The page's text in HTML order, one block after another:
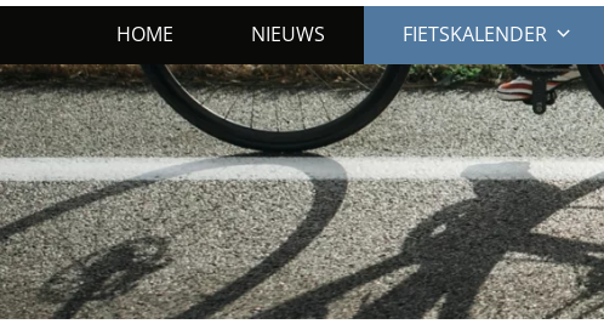
HOME NIEUWS FIETSKALENDER